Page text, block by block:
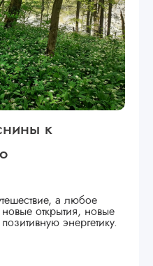
к
а любое
новые открытия, новые
энергетику.